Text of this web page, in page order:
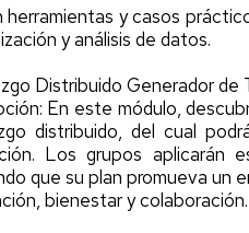
herramientas y casos
y análisis de datos.
Distribuido Generador de
En este módulo,
distribuido, del cual
Los grupos
que su plan promueva un
bienestar y colaboración.